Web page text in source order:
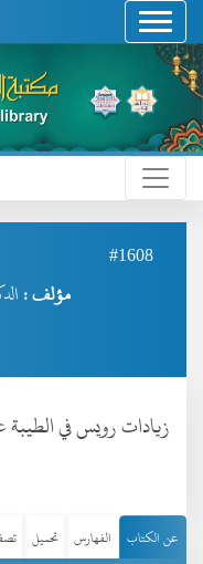
#1608
مؤلف :
زيادات رويس في الطيبة
عن الكتاب الفهارس تحميل